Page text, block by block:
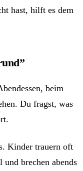
hast, hilft es dem
beim
Du fragst, was
Kinder trauern oft
brechen abends